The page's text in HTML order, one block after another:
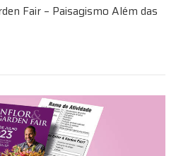
Fair – Paisagismo Além das